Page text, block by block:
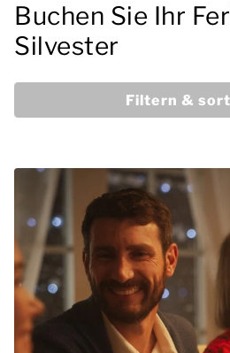
Buchen Sie Ihr
Silvester
Filtern &